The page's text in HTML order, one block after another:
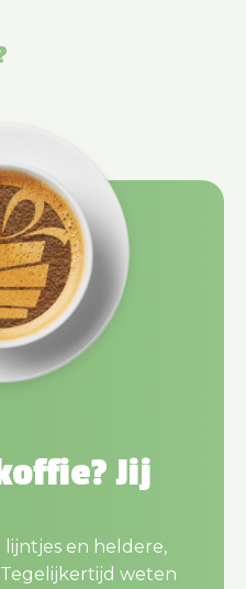
Jij
en heldere,
weten